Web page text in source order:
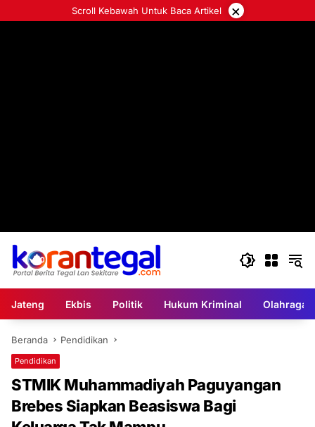
ke
Scroll Kebawah Untuk Baca Artikel ×
Jateng Ekbis Politik Hukum Kriminal Olahraga
Beranda Pendidikan
Pendidikan
STMIK Muhammadiyah Paguyangan
Brebes Siapkan Beasiswa Bagi